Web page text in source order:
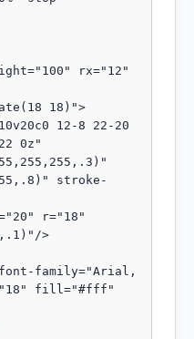
0z"
stroke-
>
fill="#fff"